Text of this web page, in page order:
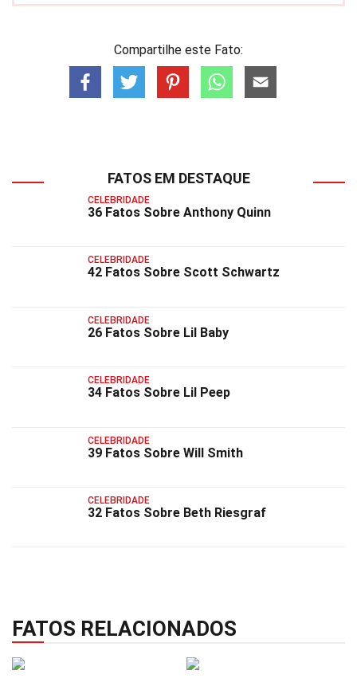
Compartilhe este Fato:
FATOS EM DESTAQUE
CELEBRIDADE
36 Fatos Sobre Anthony Quinn
CELEBRIDADE
42 Fatos Sobre Scott Schwartz
CELEBRIDADE
26 Fatos Sobre Lil Baby
CELEBRIDADE
34 Fatos Sobre Lil Peep
CELEBRIDADE
39 Fatos Sobre Will Smith
CELEBRIDADE
32 Fatos Sobre Beth Riesgraf
FATOS RELACIONADOS